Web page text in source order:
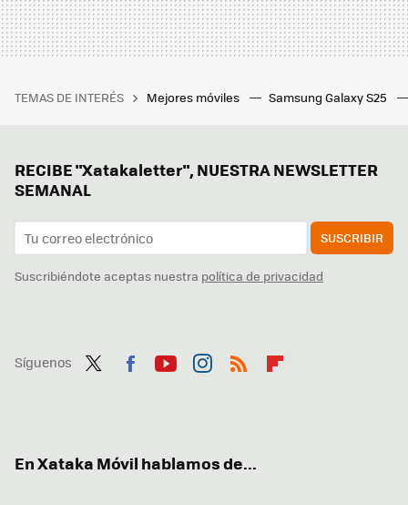
TEMAS DE INTERÉS Mejores móviles Samsung Galaxy S25
RECIBE "Xatakaletter", NUESTRA NEWSLETTER
SEMANAL
SUSCRIBIR
Suscribiéndote aceptas nuestra política de privacidad
Síguenos
En Xataka Móvil hablamos de...